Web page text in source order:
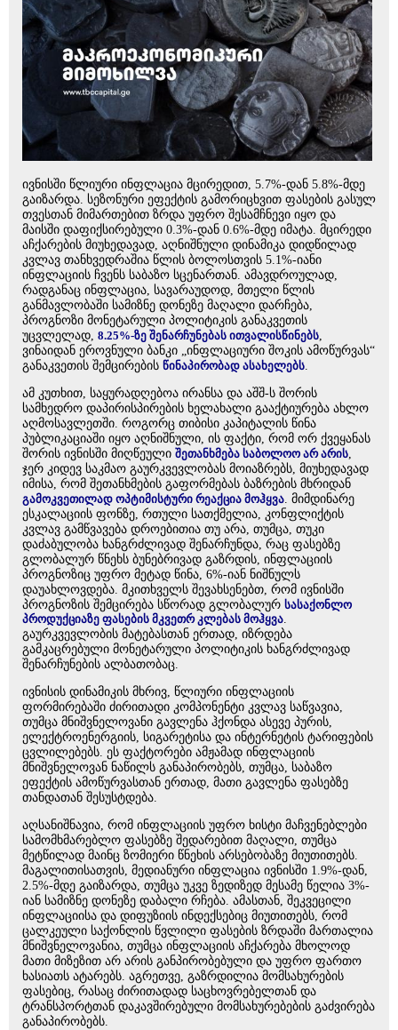
ივნისში წლიური ინფლაცია მცირედით, 5.7%-დან 5.8%-მდე
გაიზარდა. სეზონური ეფექტის გამორიცხვით ფასების გასულ
თვესთან მიმართებით ზრდა უფრო შესამჩნევი იყო და
მაისში დაფიქსირებული 0.3%-დან 0.6%-მდე იმატა. მცირედი
აჩქარების მიუხედავად, აღნიშნული დინამიკა დიდწილად
კვლავ თანხვედრაშია წლის ბოლოსთვის 5.1%-იანი
ინფლაციის ჩვენს საბაზო სცენართან. ამავდროულად,
რადგანაც ინფლაცია, სავარაუდოდ, მთელი წლის
განმავლობაში სამიზნე დონეზე მაღალი დარჩება,
პროგნოზი მონეტარული პოლიტიკის განაკვეთის
უცვლელად, 8.25%-ზე შენარჩუნებას ითვალისწინებს,
ვინაიდან ეროვნული ბანკი „ინფლაციური შოკის ამოწურვას“
განაკვეთის შემცირების წინაპირობად ასახელებს.
ამ კუთხით, საყურადღებოა ირანსა და აშშ-ს შორის
სამხედრო დაპირისპირების ხელახალი გააქტიურება ახლო
აღმოსავლეთში. როგორც თიბისი კაპიტალის წინა
პუბლიკაციაში იყო აღნიშნული, ის ფაქტი, რომ ორ ქვეყანას
შორის ივნისში მიღწეული შეთანხმება საბოლოო არ არის,
ჯერ კიდევ საკმაო გაურკვევლობას მოიაზრებს, მიუხედავად
იმისა, რომ შეთანხმების გაფორმებას ბაზრების მხრიდან
გამოკვეთილად ოპტიმისტური რეაქცია მოჰყვა. მიმდინარე
ესკალაციის ფონზე, რთული სათქმელია, კონფლიქტის
კვლავ გამწვავება დროებითია თუ არა, თუმცა, თუკი
დაძაბულობა ხანგრძლივად შენარჩუნდა, რაც ფასებზე
გლობალურ წნეხს ბუნებრივად გაზრდის, ინფლაციის
პროგნოზიც უფრო მეტად წინა, 6%-იან ნიშნულს
დაუახლოვდება. მკითხველს შევახსენებთ, რომ ივნისში
პროგნოზის შემცირება სწორად გლობალურ სასაქონლო
პროდუქციაზე ფასების მკვეთრ კლებას მოჰყვა.
გაურკვევლობის მატებასთან ერთად, იზრდება
გამკაცრებული მონეტარული პოლიტიკის ხანგრძლივად
შენარჩუნების ალბათობაც.
ივნისის დინამიკის მხრივ, წლიური ინფლაციის
ფორმირებაში ძირითადი კომპონენტი კვლავ საწვავია,
თუმცა მნიშვნელოვანი გავლენა ჰქონდა ასევე პურის,
ელექტროენერგიის, სიგარეტისა და ინტერნეტის ტარიფების
ცვლილებებს. ეს ფაქტორები ამჟამად ინფლაციის
მნიშვნელოვან ნაწილს განაპირობებს, თუმცა, საბაზო
ეფექტის ამოწურვასთან ერთად, მათი გავლენა ფასებზე
თანდათან შესუსტდება.
აღსანიშნავია, რომ ინფლაციის უფრო ხისტი მაჩვენებლები
სამომხმარებლო ფასებზე შედარებით მაღალი, თუმცა
მეტწილად მაინც ზომიერი წნეხის არსებობაზე მიუთითებს.
მაგალითისათვის, მედიანური ინფლაცია ივნისში 1.9%-დან,
2.5%-მდე გაიზარდა, თუმცა უკვე ზედიზედ მესამე წელია 3%-
იან სამიზნე დონეზე დაბალი რჩება. ამასთან, შეკვეცილი
ინფლაციისა და დიფუზიის ინდექსებიც მიუთითებს, რომ
ცალკეული საქონლის წვლილი ფასების ზრდაში მართალია
მნიშვნელოვანია, თუმცა ინფლაციის აჩქარება მხოლოდ
მათი მიზეზით არ არის განპირობებული და უფრო ფართო
ხასიათს ატარებს. აგრეთვე, გაზრდილია მომსახურების
ფასებიც, რასაც ძირითადად საცხოვრებელთან და
ტრანსპორტთან დაკავშირებული მომსახურებების გაძვირება
განაპირობებს.